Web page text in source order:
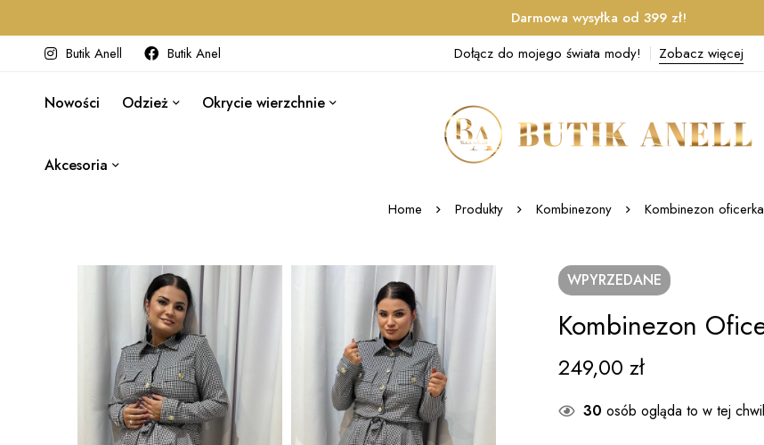
Darmowa wysyłka od 399 zł!
Butik Anell
Butik Anel Dołącz do mojego świata mody! Zobacz więcej
Nowości Odzież Okrycie wierzchnie
Akcesoria
Home Produkty Kombinezony Kombinezon
WPYRZEDANE
Kombinezon
249,00 zł
30 osób ogląda to w tej